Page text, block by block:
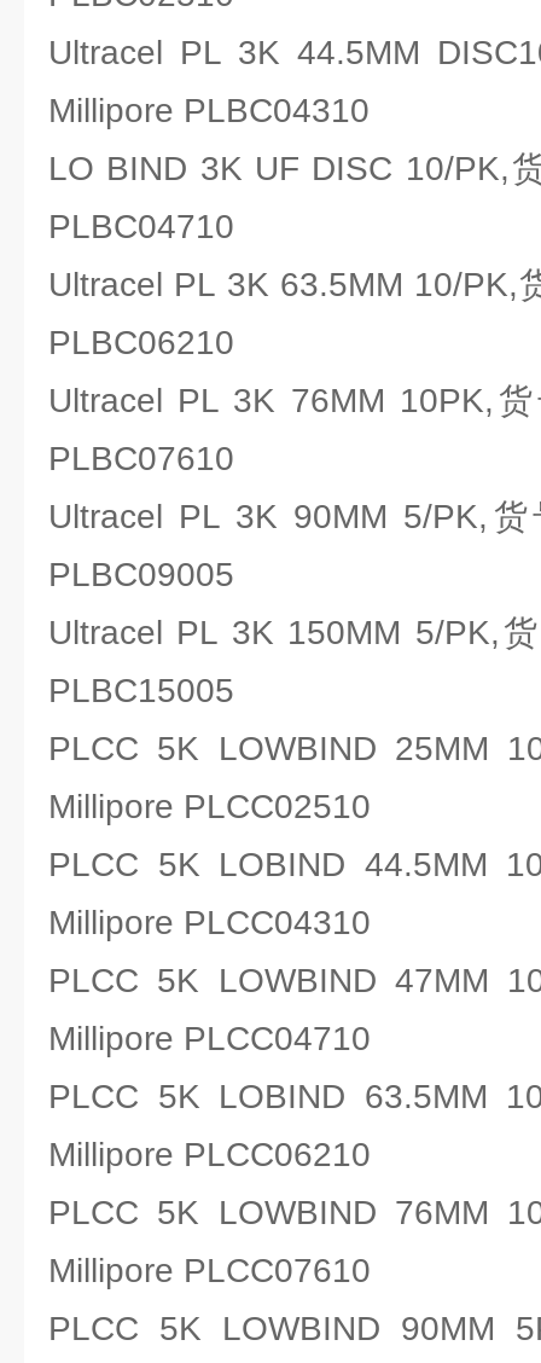
Ultracel PL 3K 44.5MM
Millipore PLBC04310
LO BIND 3K UF DISC 10/PK,
PLBC04710
Ultracel PL 3K 63.5MM 10/PK,
PLBC06210
Ultracel PL 3K 76MM 10PK,
PLBC07610
Ultracel PL 3K 90MM 5/PK,
PLBC09005
Ultracel PL 3K 150MM 5/PK,
PLBC15005
PLCC 5K LOWBIND 25MM
Millipore PLCC02510
PLCC 5K LOBIND 44.5MM
Millipore PLCC04310
PLCC 5K LOWBIND 47MM
Millipore PLCC04710
PLCC 5K LOBIND 63.5MM
Millipore PLCC06210
PLCC 5K LOWBIND 76MM
Millipore PLCC07610
PLCC 5K LOWBIND